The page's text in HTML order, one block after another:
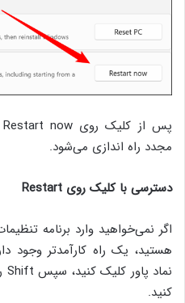
مجدد راه اندازی می‌شود.
دسترسی با کلیک روی Restart
اگر نمی‌خواهید وارد برنامه
کنید.